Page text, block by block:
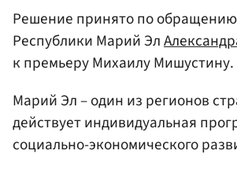
Решение принято по
Республики Марий Эл
к премьеру Михаилу Мишустину.
Марий Эл – один из регионов
действует индивидуальная
социально-экономического